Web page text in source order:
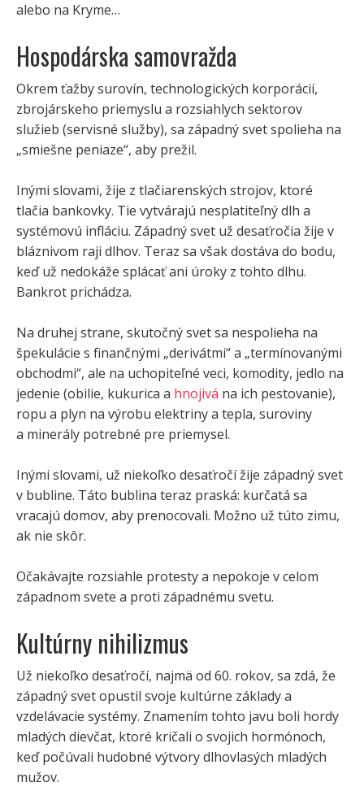
alebo na Kryme…
Hospodárska samovražda
Okrem ťažby surovín, technologických korporácií,
zbrojárskeho priemyslu a rozsiahlych sektorov
služieb (servisné služby), sa západný svet spolieha na
„smiešne peniaze“, aby prežil.
Inými slovami, žije z tlačiarenských strojov, ktoré
tlačia bankovky. Tie vytvárajú nesplatiteľný dlh a
systémovú infláciu. Západný svet už desaťročia žije v
bláznivom raji dlhov. Teraz sa však dostáva do bodu,
keď už nedokáže splácať ani úroky z tohto dlhu.
Bankrot prichádza.
Na druhej strane, skutočný svet sa nespolieha na
špekulácie s finančnými „derivátmi“ a „termínovanými
obchodmi“, ale na uchopiteľné veci, komodity, jedlo na
jedenie (obilie, kukurica a hnojivá na ich pestovanie),
ropu a plyn na výrobu elektriny a tepla, suroviny
a minerály potrebné pre priemysel.
Inými slovami, už niekoľko desaťročí žije západný svet
v bubline. Táto bublina teraz praská: kurčatá sa
vracajú domov, aby prenocovali. Možno už túto zimu,
ak nie skôr.
Očakávajte rozsiahle protesty a nepokoje v celom
západnom svete a proti západnému svetu.
Kultúrny nihilizmus
Už niekoľko desaťročí, najmä od 60. rokov, sa zdá, že
západný svet opustil svoje kultúrne základy a
vzdelávacie systémy. Znamením tohto javu boli hordy
mladých dievčat, ktoré kričali o svojich hormónoch,
keď počúvali hudobné výtvory dlhovlasých mladých
mužov.